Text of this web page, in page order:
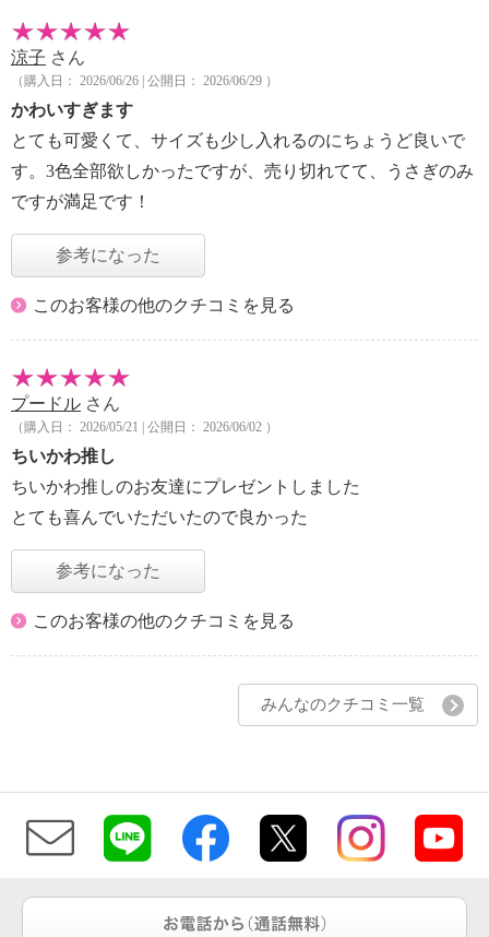
涼子 さん
（購入日： 2026/06/26 | 公開日： 2026/06/29 ）
かわいすぎます
とても可愛くて、サイズも少し入れるのにちょうど良いで
す。3色全部欲しかったですが、売り切れてて、うさぎのみ
ですが満足です！
参考になった
このお客様の他のクチコミを見る
プードル さん
（購入日： 2026/05/21 | 公開日： 2026/06/02 ）
ちいかわ推し
ちいかわ推しのお友達にプレゼントしました
とても喜んでいただいたので良かった
参考になった
このお客様の他のクチコミを見る
みんなのクチコミ一覧